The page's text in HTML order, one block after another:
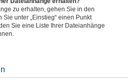
zu erhalten, gehen Sie in den
unter „Einstieg“ einen Punkt
Sie eine Liste Ihrer Dateianhänge